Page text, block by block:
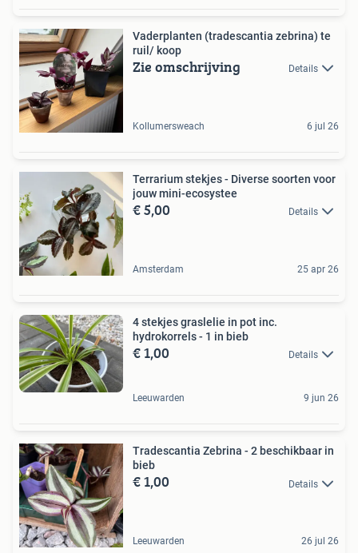
Vaderplanten (tradescantia zebrina) te
ruil/ koop
Zie omschrijving Details
Kollumersweach 6 jul 26
Terrarium stekjes - Diverse soorten voor
jouw mini-ecosystee
€ 5,00 Details
Amsterdam 25 apr 26
4 stekjes graslelie in pot inc.
hydrokorrels - 1 in bieb
€ 1,00 Details
Leeuwarden 9 jun 26
Tradescantia Zebrina - 2 beschikbaar in
bieb
€ 1,00 Details
Leeuwarden 26 jul 26